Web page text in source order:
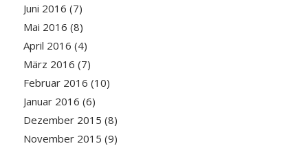
Juni 2016 (7)
Mai 2016 (8)
April 2016 (4)
März 2016 (7)
Februar 2016 (10)
Januar 2016 (6)
Dezember 2015 (8)
November 2015 (9)